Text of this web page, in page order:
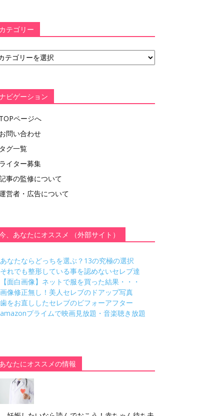
カテゴリー
ビゲーション
TOPページへ
お問い合わせ
タグ一覧
ライター募集
事の監修について
営者・広告について
、あなたにオススメ （外部サイト）
あなたならどっちを選ぶ？13の究極の選択
それでも整形している事を認めないセレブ達
【面白画像】ネットで服を買った結果・・・
画像修正無し！美人セレブのドアップ写真
歯をお直ししたセレブのビフォーアフター
amazonプライムで映画見放題・音楽聴き放題
あなたにオススメの情報